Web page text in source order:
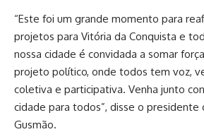
“Este foi um grande momento para
projetos para Vitória da Conquista e
nossa cidade é convidada a somar
projeto político, onde todos tem voz,
coletiva e participativa. Venha junto
cidade para todos”, disse o
Gusmão.